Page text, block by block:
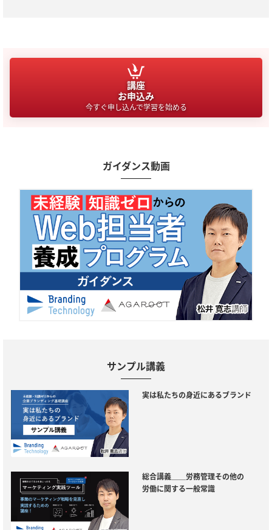
講座
お申込み
今すぐ申し込んで学習を始める
ガイダンス動画
サンプル講義
実は私たちの身近にあるブランド
総合講義＿＿労務管理その他の
労働に関する一般常識